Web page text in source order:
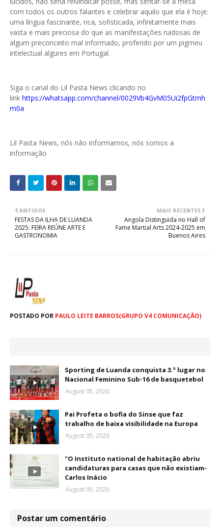
com todos os outros falantes e celebrar aquilo que ela é hoje:
uma língua fascinante, rica, sofisticada, infinitamente mais
vasta e mais preciosa do que as manifestações ruidosas de
algum preconceito mal informado, proferido por um pigmeu
intelectual algures em Portugal.
Siga o canal do Lil Pasta News clicando no
link https://whatsapp.com/channel/0029Vb4GvM05Ui2fpGtmh
m0a
Lil Pasta News, nós não informamos, nós somos a
informação
MAIS RECENTES
Angola Distinguida no Hall of
Fame Martial Arts 2024-2025 em
Buenos Aires
ANTIGOS
FESTAS DA ILHA DE LUANDA
2025: FEIRA REÚNE ARTE E
GASTRONOMIA
POSTADO POR PAULO LEITE BARROS(GRUPO V4 COMUNICAÇÃO)
Sporting de Luanda conquista 3.º lugar no
Nacional Feminino Sub-16 de basquetebol
August 05, 2026
Pai Profeta o bofia do Sinse que faz
trabalho de baixa visibilidade na Europa
August 05, 2026
"O Instituto national de habitação abriu
candidaturas para casas que não existiam-
Carlos Inácio
August 05, 2026
Postar um comentário